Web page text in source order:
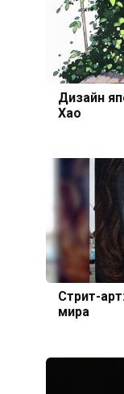
Дизайн
Хао
Стрит-
мира